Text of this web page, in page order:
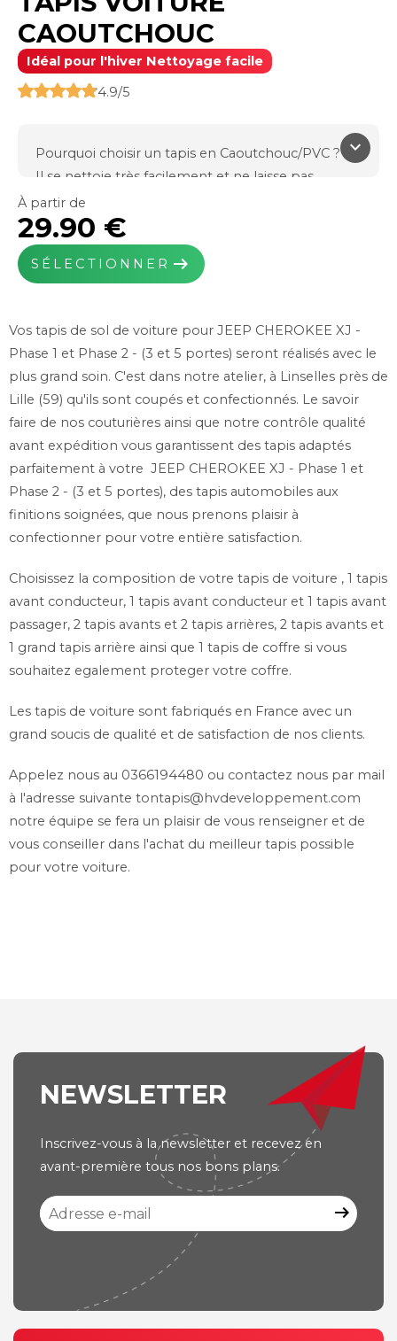
CAOUTCHOUC
Idéal pour l'hiver Nettoyage facile
4.9/5
keyboard_arrow_down
Pourquoi choisir un tapis en Caoutchouc/PVC ?
Il se nettoie très facilement et ne laisse pas
l'humidité pénétrer sur votre moquette d'origine.
Il est indispensable l'hiver en cas d'intempéries et
de fortes pluies.
Fabriqué en France dans notre usine de Linselles
Caoutchouc thermo Plastic TPR
Poids total : 1900g/m²
Épaisseur : 7mm
Noir, Beige
Système de fixations inclus si prévus à l'origine
Grand choix de coloris pour la ganse de pourtour.
À partir de
29.90 €
SÉLECTIONNER arrow_right_alt
Vos tapis de sol de voiture pour JEEP CHEROKEE XJ -
Phase 1 et Phase 2 - (3 et 5 portes) seront réalisés avec le
plus grand soin. C'est dans notre atelier, à Linselles près de
Lille (59) qu'ils sont coupés et confectionnés. Le savoir
faire de nos couturières ainsi que notre contrôle qualité
avant expédition vous garantissent des tapis adaptés
parfaitement à votre JEEP CHEROKEE XJ - Phase 1 et
Phase 2 - (3 et 5 portes), des tapis automobiles aux
finitions soignées, que nous prenons plaisir à
confectionner pour votre entière satisfaction.
Choisissez la composition de votre tapis de voiture , 1 tapis
avant conducteur, 1 tapis avant conducteur et 1 tapis avant
passager, 2 tapis avants et 2 tapis arrières, 2 tapis avants et
1 grand tapis arrière ainsi que 1 tapis de coffre si vous
souhaitez egalement proteger votre coffre.
Les tapis de voiture sont fabriqués en France avec un
grand soucis de qualité et de satisfaction de nos clients.
Appelez nous au 0366194480 ou contactez nous par mail
à l'adresse suivante tontapis@hvdeveloppement.com
notre équipe se fera un plaisir de vous renseigner et de
vous conseiller dans l'achat du meilleur tapis possible
pour votre voiture.
NEWSLETTER
Inscrivez-vous à la newsletter et recevez en
avant-première tous nos bons plans.
arrow_right_alt